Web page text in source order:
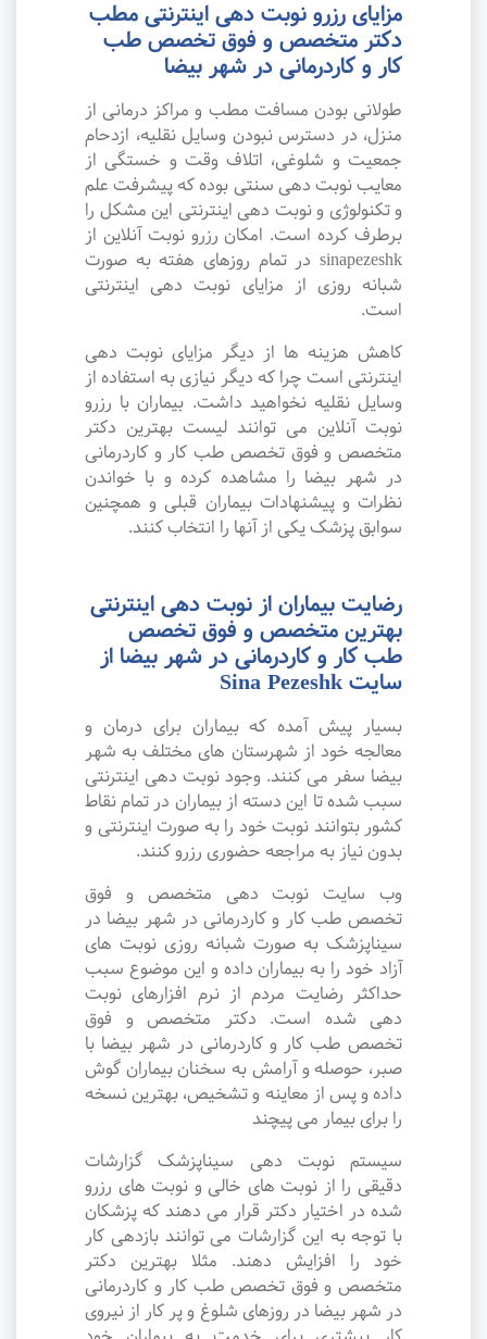
مزایای رزرو نوبت دهی اینترنتی مطب
دکتر متخصص و فوق تخصص طب
کار و کاردرمانی در شهر بیضا
طولانی بودن مسافت مطب و مراکز درمانی از
منزل، در دسترس نبودن وسایل نقلیه، ازدحام
جمعیت و شلوغی، اتلاف وقت و خستگی از
معایب نوبت دهی سنتی بوده که پیشرفت علم
و تکنولوژی و نوبت دهی اینترنتی این مشکل را
برطرف کرده است. امکان رزرو نوبت آنلاین از
sinapezeshk در تمام روزهای هفته به صورت
شبانه روزی از مزایای نوبت دهی اینترنتی
است.
کاهش هزینه ها از دیگر مزایای نوبت دهی
اینترنتی است چرا که دیگر نیازی به استفاده از
وسایل نقلیه نخواهید داشت. بیماران با رزرو
نوبت آنلاین می توانند لیست بهترین دکتر
متخصص و فوق تخصص طب کار و کاردرمانی
در شهر بیضا را مشاهده کرده و با خواندن
نظرات و پیشنهادات بیماران قبلی و همچنین
سوابق پزشک یکی از آنها را انتخاب کنند.
رضایت بیماران از نوبت دهی اینترنتی
بهترین متخصص و فوق تخصص
طب کار و کاردرمانی در شهر بیضا از
سایت Sina Pezeshk
بسیار پیش آمده که بیماران برای درمان و
معالجه خود از شهرستان های مختلف به شهر
بیضا سفر می کنند. وجود نوبت دهی اینترنتی
سبب شده تا این دسته از بیماران در تمام نقاط
کشور بتوانند نوبت خود را به صورت اینترنتی و
بدون نیاز به مراجعه حضوری رزرو کنند.
وب سایت نوبت دهی متخصص و فوق
تخصص طب کار و کاردرمانی در شهر بیضا در
سیناپزشک به صورت شبانه روزی نوبت های
آزاد خود را به بیماران داده و این موضوع سبب
حداکثر رضایت مردم از نرم افزارهای نوبت
دهی شده است. دکتر متخصص و فوق
تخصص طب کار و کاردرمانی در شهر بیضا با
صبر، حوصله و آرامش به سخنان بیماران گوش
داده و پس از معاینه و تشخیص، بهترین نسخه
را برای بیمار می پیچند
سیستم نوبت دهی سیناپزشک گزارشات
دقیقی را از نوبت های خالی و نوبت های رزرو
شده در اختیار دکتر قرار می دهند که پزشکان
با توجه به این گزارشات می توانند بازدهی کار
خود را افزایش دهند. مثلا بهترین دکتر
متخصص و فوق تخصص طب کار و کاردرمانی
در شهر بیضا در روزهای شلوغ و پر کار از نیروی